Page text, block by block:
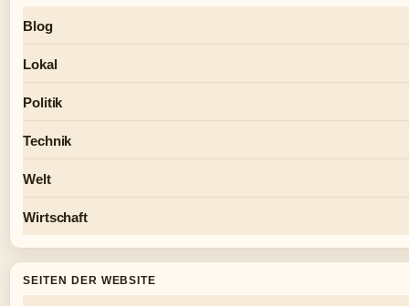
Blog
Lokal
Politik
Technik
Welt
Wirtschaft
SEITEN DER WEBSITE